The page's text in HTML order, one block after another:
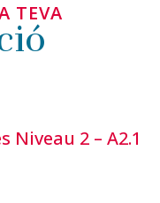
TEVA
Niveau 2 – A2.1